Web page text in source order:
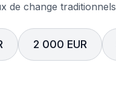
de change traditionnels
2 000 EUR